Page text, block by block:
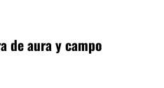
de aura y campo